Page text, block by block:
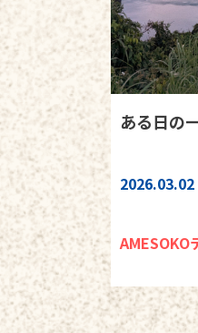
ある日の
2026.03.02
AMESOKO